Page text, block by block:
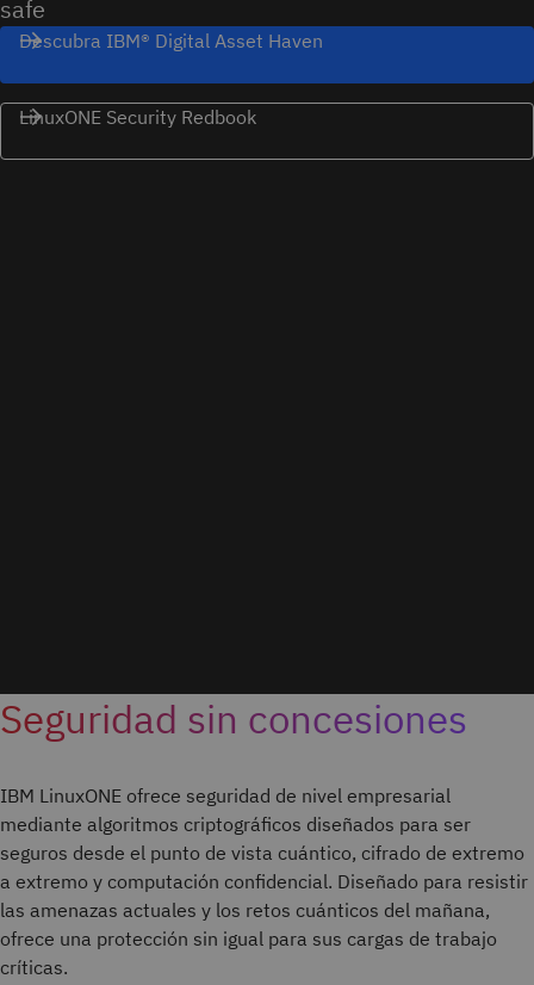
safe
Descubra IBM® Digital Asset Haven
LinuxONE Security Redbook
Seguridad sin concesiones
IBM LinuxONE ofrece seguridad de nivel empresarial
mediante algoritmos criptográficos diseñados para ser
seguros desde el punto de vista cuántico, cifrado de extremo
a extremo y computación confidencial. Diseñado para resistir
las amenazas actuales y los retos cuánticos del mañana,
ofrece una protección sin igual para sus cargas de trabajo
críticas.